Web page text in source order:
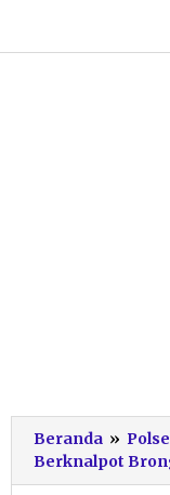
konten
Beranda »
Berknalpot